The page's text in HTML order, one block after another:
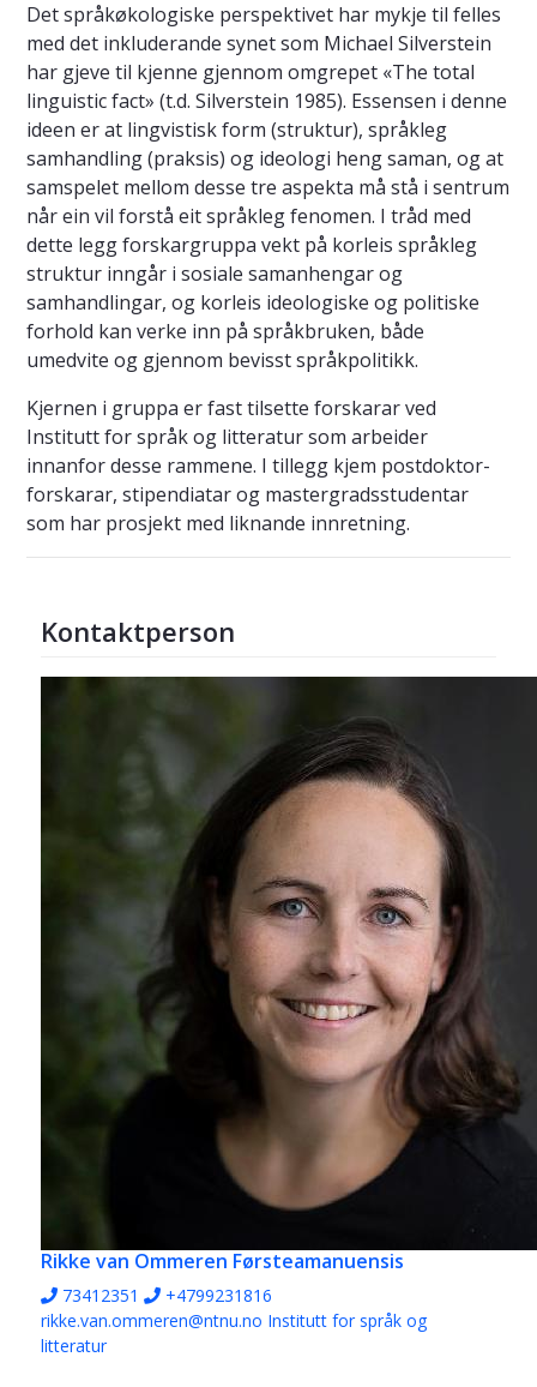
Det språkøkologiske perspektivet har mykje til felles
med det inkluderande synet som Michael Silverstein
har gjeve til kjenne gjennom omgrepet «The total
linguistic fact» (t.d. Silverstein 1985). Essensen i denne
ideen er at lingvistisk form (struktur), språkleg
samhandling (praksis) og ideologi heng saman, og at
samspelet mellom desse tre aspekta må stå i sentrum
når ein vil forstå eit språkleg fenomen. I tråd med
dette legg forskargruppa vekt på korleis språkleg
struktur inngår i sosiale samanhengar og
samhandlingar, og korleis ideologiske og politiske
forhold kan verke inn på språkbruken, både
umedvite og gjennom bevisst språkpolitikk.
Kjernen i gruppa er fast tilsette forskarar ved
Institutt for språk og litteratur som arbeider
innanfor desse rammene. I tillegg kjem postdoktor-
forskarar, stipendiatar og mastergradsstudentar
som har prosjekt med liknande innretning.
Kontaktperson
Rikke van Ommeren Førsteamanuensis
73412351
+4799231816
rikke.van.ommeren@ntnu.no Institutt for språk og
litteratur